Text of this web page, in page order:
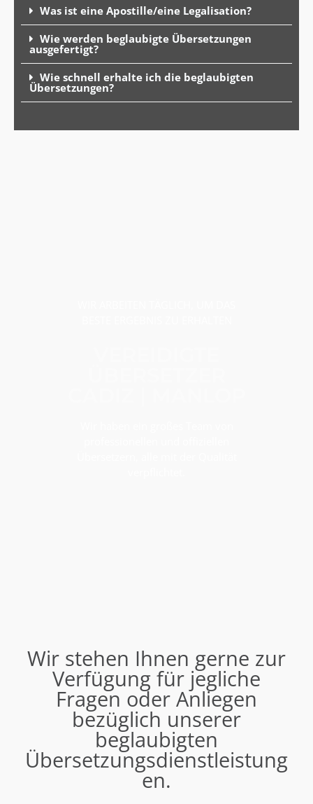
Was ist eine Apostille/eine Legalisation?
Wie werden beglaubigte Übersetzungen
ausgefertigt?
Wie schnell erhalte ich die beglaubigten
Übersetzungen?
Wir stehen Ihnen gerne zur
Verfügung für jegliche
Fragen oder Anliegen
bezüglich unserer
beglaubigten
Übersetzungsdienstleistung
en.